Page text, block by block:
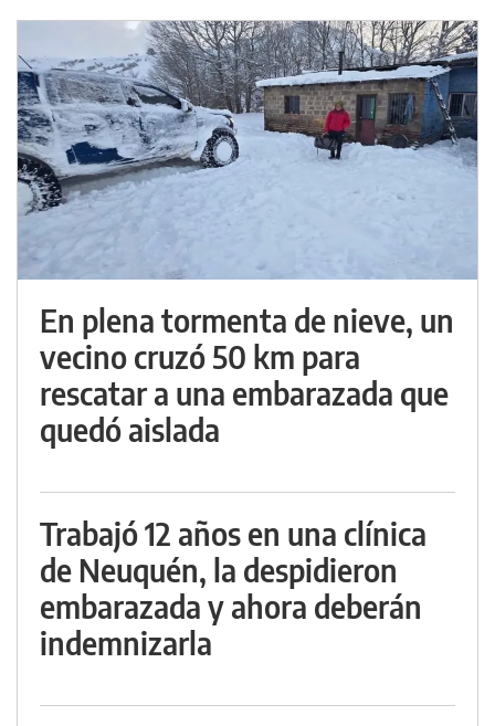
En plena tormenta de nieve, un
vecino cruzó 50 km para
rescatar a una embarazada que
quedó aislada
Trabajó 12 años en una clínica
de Neuquén, la despidieron
embarazada y ahora deberán
indemnizarla